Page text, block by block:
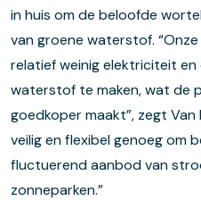
in huis om de beloofde
van groene waterstof.
relatief weinig elektriciteit
waterstof te maken, wat de
goedkoper maakt”, zegt Van
veilig en flexibel genoeg om
fluctuerend aanbod van
zonneparken.”